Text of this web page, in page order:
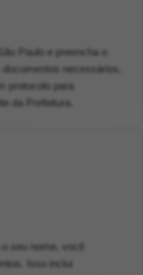
Paulo e preencha o
necessários.
protocolo para
da Prefeitura.
seu nome, você
Isso inclui